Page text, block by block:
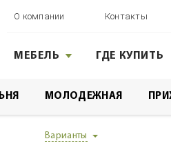
О компании Контакты
МЕБЕЛЬ ГДЕ КУПИТЬ
МОЛОДЕЖНАЯ
глянец) Настенные шкафы
Варианты